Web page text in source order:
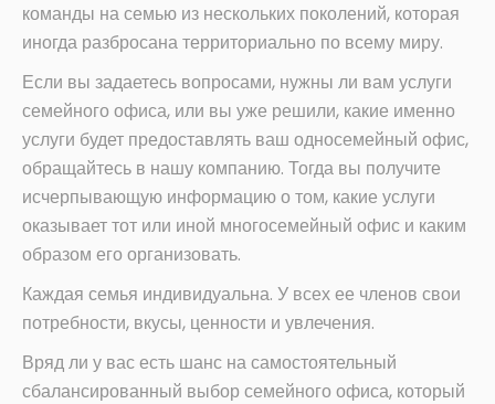
команды на семью из нескольких поколений, которая
иногда разбросана территориально по всему миру.
Если вы задаетесь вопросами, нужны ли вам услуги
семейного офиса, или вы уже решили, какие именно
услуги будет предоставлять ваш односемейный офис,
обращайтесь в нашу компанию. Тогда вы получите
исчерпывающую информацию о том, какие услуги
оказывает тот или иной многосемейный офис и каким
образом его организовать.
Каждая семья индивидуальна. У всех ее членов свои
потребности, вкусы, ценности и увлечения.
Вряд ли у вас есть шанс на самостоятельный
сбалансированный выбор семейного офиса, который